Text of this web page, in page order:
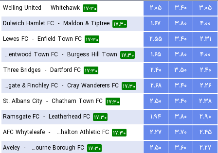
Welling United - Whitehawk ۱۷:۳۰ ۲.۰۵ ۳.۴۰
۳.۰۵
Dulwich Hamlet FC - Maldon & Tiptree ۱۷:۳۰ ۱.۶۷ ۳.۸۰
۴.۰۰
Lewes FC - Enfield Town FC ۱۷:۳۰ ۲.۵۵ ۳.۴۰
۲.۳۱
Brentwood Town FC
- Burgess Hill Town ۱۷:۳۰ ۱.۶۵ ۳.۸۰
۴.۰۰
Three Bridges - Dartford FC ۱۷:۳۰ ۲.۴۰ ۳.۵۰
۲.۴۰
Wingate & Finchley FC
- Cray Wanderers FC ۱۷:۳۰ ۲.۶۸ ۳.۴۰
۲.۲۶
St. Albans City - Chatham Town FC ۱۷:۳۰ ۲.۵۰ ۳.۴۰
۲.۳۸
Ramsgate FC - Leatherhead FC ۱۷:۳۰ ۱.۹۴ ۳.۸۰
۲.۹۰
AFC Whyteleafe - Carshalton Athletic FC ۱۷:۳۰ ۲.۲۷ ۳.۷۰
۲.۴۵
Aveley - Eastbourne Borough FC ۱۷:۳۰ ۲.۵۰ ۳.۶۰
۲.۲۷